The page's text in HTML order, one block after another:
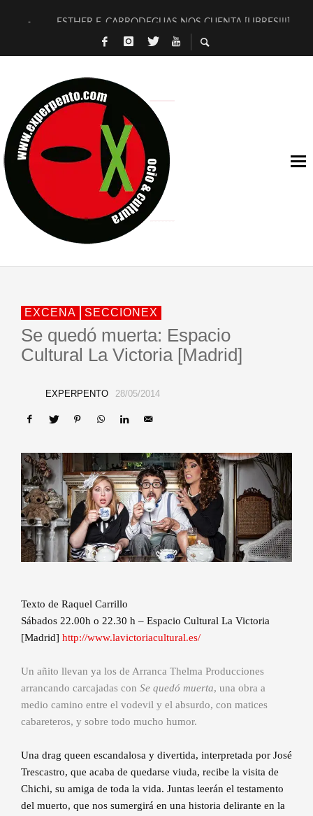
ESTHER F. CARRODEGUAS NOS CUENTA [LIBRES!!!]
[TERRA DE GUAPES] DE SANDRA MONFORT
TIMBRE 4, LA ESCUELA DEL DIRECTOR TEATRAL CLAUDIO
30 AÑOS (NO ES NADA) DE LA KATARSIS DEL TOMATAZO
MILITARES JUDÍAS EN #EXVITA
D’BALDOMEROS REINVENTAN [BITÁCORA 3.0] EN EXVITA
MARSHALL FLASH PRESENTA EN EXVITA [RELATIVA
JOFRE BARDAGÍ EN EXVITA INTERPRETANDO A SERRAT
EXCENA SECCIONEX
Se quedó muerta: Espacio
Cultural La Victoria [Madrid]
EXPERPENTO 28/05/2014
Texto de Raquel Carrillo
Sábados 22.00h o 22.30 h – Espacio Cultural La Victoria
[Madrid] http://www.lavictoriacultural.es/
Un añito llevan ya los de Arranca Thelma Producciones
arrancando carcajadas con Se quedó muerta, una obra a
medio camino entre el vodevil y el absurdo, con matices
cabareteros, y sobre todo mucho humor.
Una drag queen escandalosa y divertida, interpretada por José
Trescastro, que acaba de quedarse viuda, recibe la visita de
Chichi, su amiga de toda la vida. Juntas leerán el testamento
del muerto, que nos sumergirá en una historia delirante en la